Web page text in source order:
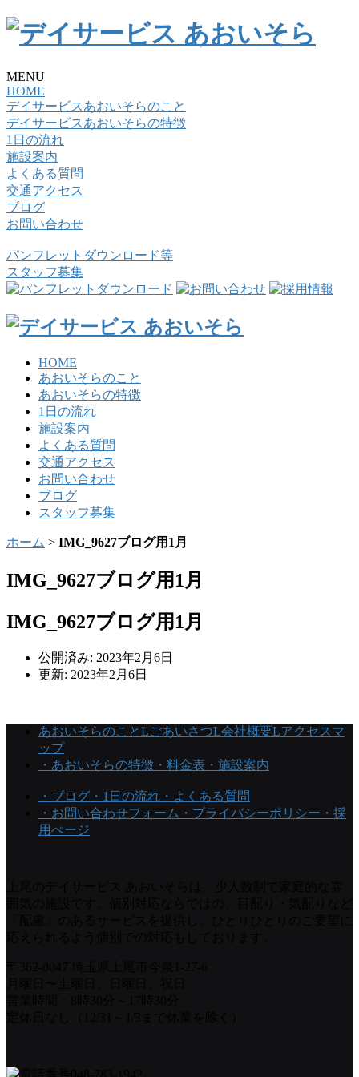
MENU
HOME
デイサービスあおいそらのこと
デイサービスあおいそらの特徴
1日の流れ
施設案内
よくある質問
交通アクセス
ブログ
お問い合わせ
パンフレットダウンロード等
スタッフ募集
HOME
あおいそらのこと
あおいそらの特徴
1日の流れ
施設案内
よくある質問
交通アクセス
お問い合わせ
ブログ
スタッフ募集
ホーム > IMG_9627ブログ用1月
IMG_9627ブログ用1月
IMG_9627ブログ用1月
公開済み: 2023年2月6日
更新: 2023年2月6日
あおいそらのことLごあいさつL会社概要Lアクセスマ
ップ
・あおいそらの特徴 ・料金表 ・施設案内
・ブログ ・1日の流れ ・よくある質問
・お問い合わせフォーム ・プライバシーポリシー ・採
用ぺージ